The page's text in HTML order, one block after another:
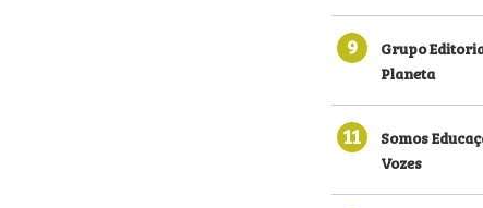
9
Grupo
Planeta
11
Somos
Vozes